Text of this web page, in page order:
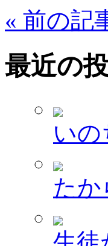
« 前の記
最近の
いの
たか